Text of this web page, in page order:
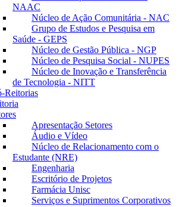
NAAC
Núcleo de Ação Comunitária - NAC
Grupo de Estudos e Pesquisa em
Saúde - GEPS
Núcleo de Gestão Pública - NGP
Núcleo de Pesquisa Social - NUPES
Núcleo de Inovação e Transferência
de Tecnologia - NITT
Reitorias
Apresentação Setores
Áudio e Vídeo
Núcleo de Relacionamento com o
Estudante (NRE)
Engenharia
Escritório de Projetos
Farmácia Unisc
Serviços e Suprimentos Corporativos